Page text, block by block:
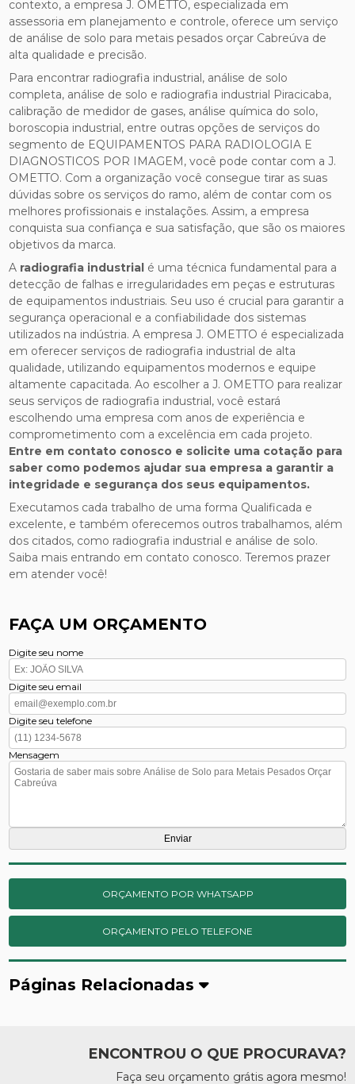
contexto, a empresa J. OMETTO, especializada em
assessoria em planejamento e controle, oferece um serviço
de análise de solo para metais pesados orçar Cabreúva de
alta qualidade e precisão.
Para encontrar radiografia industrial, análise de solo
completa, análise de solo e radiografia industrial Piracicaba,
calibração de medidor de gases, análise química do solo,
boroscopia industrial, entre outras opções de serviços do
segmento de EQUIPAMENTOS PARA RADIOLOGIA E
DIAGNOSTICOS POR IMAGEM, você pode contar com a J.
OMETTO. Com a organização você consegue tirar as suas
dúvidas sobre os serviços do ramo, além de contar com os
melhores profissionais e instalações. Assim, a empresa
conquista sua confiança e sua satisfação, que são os maiores
objetivos da marca.
A radiografia industrial é uma técnica fundamental para a
detecção de falhas e irregularidades em peças e estruturas
de equipamentos industriais. Seu uso é crucial para garantir a
segurança operacional e a confiabilidade dos sistemas
utilizados na indústria. A empresa J. OMETTO é especializada
em oferecer serviços de radiografia industrial de alta
qualidade, utilizando equipamentos modernos e equipe
altamente capacitada. Ao escolher a J. OMETTO para realizar
seus serviços de radiografia industrial, você estará
escolhendo uma empresa com anos de experiência e
comprometimento com a excelência em cada projeto.
Entre em contato conosco e solicite uma cotação para
saber como podemos ajudar sua empresa a garantir a
integridade e segurança dos seus equipamentos.
Executamos cada trabalho de uma forma Qualificada e
excelente, e também oferecemos outros trabalhamos, além
dos citados, como radiografia industrial e análise de solo.
Saiba mais entrando em contato conosco. Teremos prazer
em atender você!
FAÇA UM ORÇAMENTO
Digite seu nome
Digite seu email
Digite seu telefone
Mensagem
ORÇAMENTO POR WHATSAPP
ORÇAMENTO PELO TELEFONE
Páginas Relacionadas
ENCONTROU O QUE PROCURAVA?
Faça seu orçamento grátis agora mesmo!